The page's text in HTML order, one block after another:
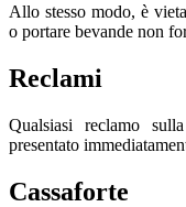
Allo stesso modo, è
o portare bevande non
Reclami
Qualsiasi reclamo
presentato
Cassaforte